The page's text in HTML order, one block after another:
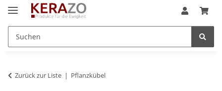
Zurück zur Liste Pflanzkübel